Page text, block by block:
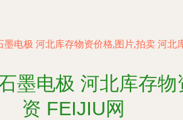
电极 河北库存物资价格,图片,拍卖 河北
墨电极 河北库存
资 FEIJIU网